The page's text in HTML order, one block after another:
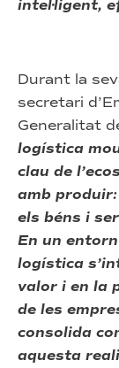
intel·ligent,
Durant la
secretari
Generalitat
logística
clau de
amb
els béns i
En un
logística
valor i en la
de les
consolida
aquesta